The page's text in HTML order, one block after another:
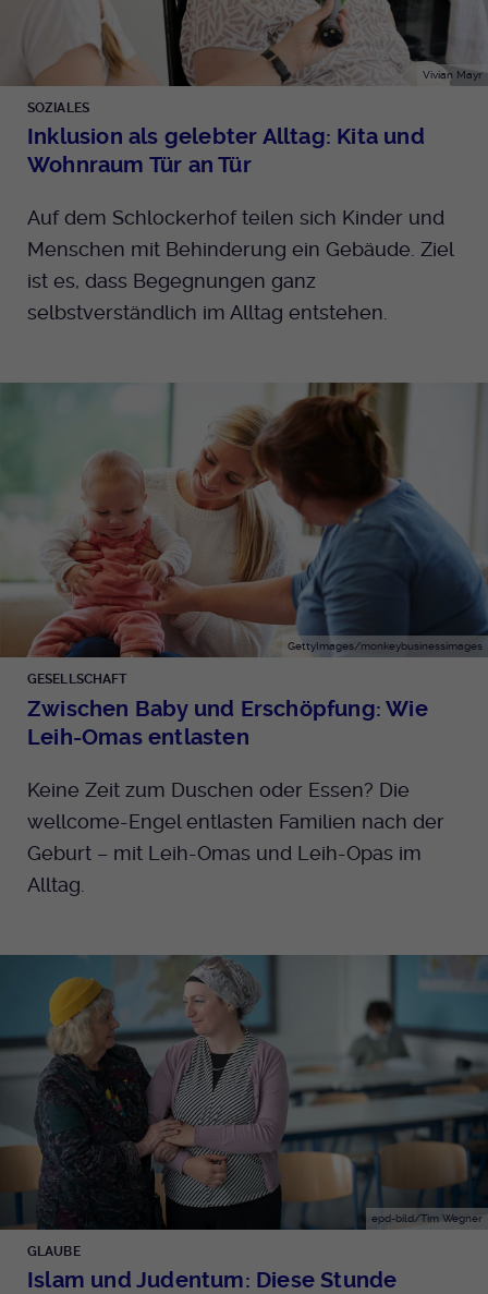
Vivian Mayr
SOZIALES
Inklusion als gelebter Alltag: Kita und
Wohnraum Tür an Tür
Auf dem Schlockerhof teilen sich Kinder und
Menschen mit Behinderung ein Gebäude. Ziel
ist es, dass Begegnungen ganz
selbstverständlich im Alltag entstehen.
GettyImages/monkeybusinessimages
GESELLSCHAFT
Zwischen Baby und Erschöpfung: Wie
Leih-Omas entlasten
Keine Zeit zum Duschen oder Essen? Die
wellcome-Engel entlasten Familien nach der
Geburt – mit Leih-Omas und Leih-Opas im
Alltag.
epd-bild/Tim Wegner
GLAUBE
Islam und Judentum: Diese Stunde